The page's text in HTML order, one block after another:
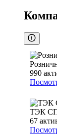
990
ТЭК
67